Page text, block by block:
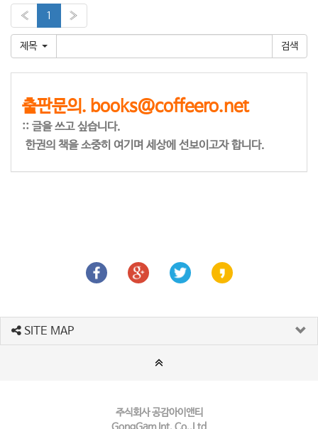
« 1 »
제목
출판문의. books@coffeero.net
:: 글을 쓰고 싶습니다.
한권의 책을 소중히 여기며 세상에 선보이고자 합니다.
SITE MAP
주식회사 공감아이앤티